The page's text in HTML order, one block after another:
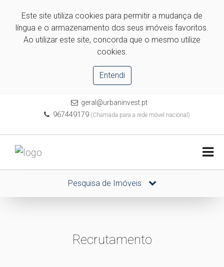
Este site utiliza cookies para permitir a mudança de
língua e o armazenamento dos seus imóveis favoritos.
Ao utilizar este site, concorda que o mesmo utilize
cookies.
Entendi
geral@urbaninvest.pt
967449179 (Chamada para a rede móvel nacional)
Pesquisa de Imóveis
Recrutamento